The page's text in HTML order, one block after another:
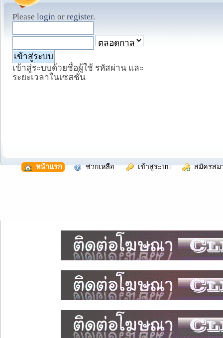
Please login or register.
เข้าสู่ระบบด้วยชื่อผู้ใช้ รหัสผ่าน และ
ระยะเวลาในเซสชั่น
หน้าแรก ช่วยเหลือ เข้าสู่ระบบ สมัครสม